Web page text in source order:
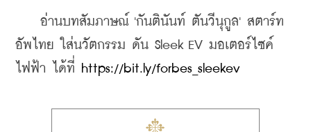
อ่านบทสัมภาษณ์ 'กันตินันท์ ตันวีนุกูล' สตาร์ท
อัพไทย ใส่นวัตกรรม ดัน Sleek EV มอเตอร์ไซค์
ไฟฟ้า ได้ที่
https://bit.ly/forbes_sleekev